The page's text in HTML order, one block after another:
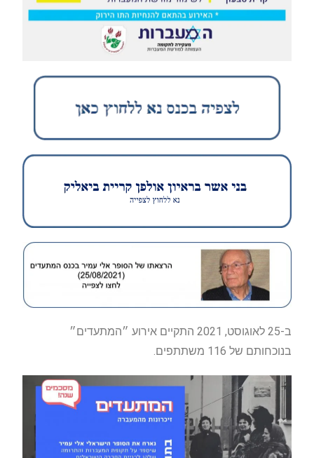
ב-25 לאוגוסט, 2021 התקיים אירוע ״המתעדים״
בנוכחותם של 116 משתתפים.